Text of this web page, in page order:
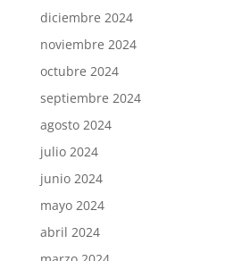
diciembre 2024
noviembre 2024
octubre 2024
septiembre 2024
agosto 2024
julio 2024
junio 2024
mayo 2024
abril 2024